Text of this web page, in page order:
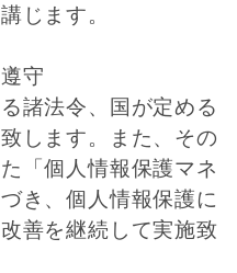
じます。
守
諸法令、国が定める
します。また、その
「個人情報保護マネ
き、個人情報保護に
善を継続して実施致